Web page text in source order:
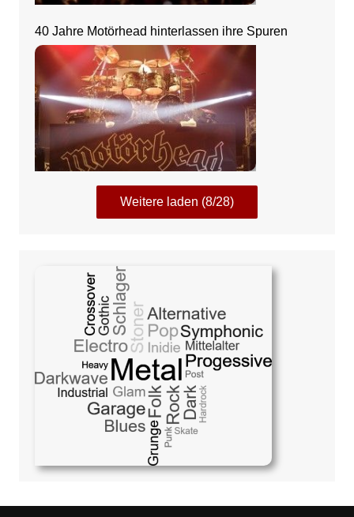
40 Jahre Motörhead hinterlassen ihre Spuren
Weitere laden (8/28)